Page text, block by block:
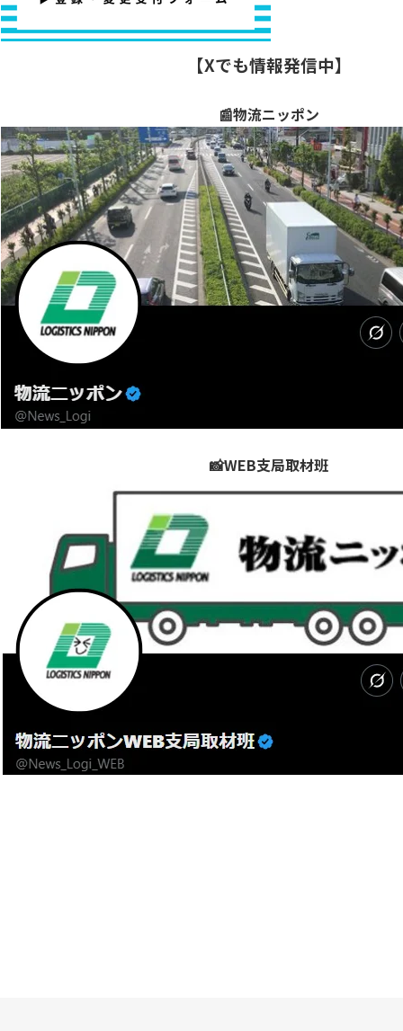
【Xでも情報発信中】
📰物流ニッポン
📸WEB支局取材班